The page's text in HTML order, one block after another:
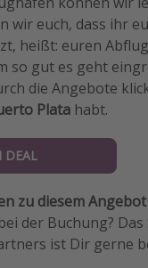
wir euch, dass ihr
heißt: euren
so gut es geht
die Angebote
Plata habt.
DEAL
zu diesem Angebot
der Buchung? Das
ist Dir gerne